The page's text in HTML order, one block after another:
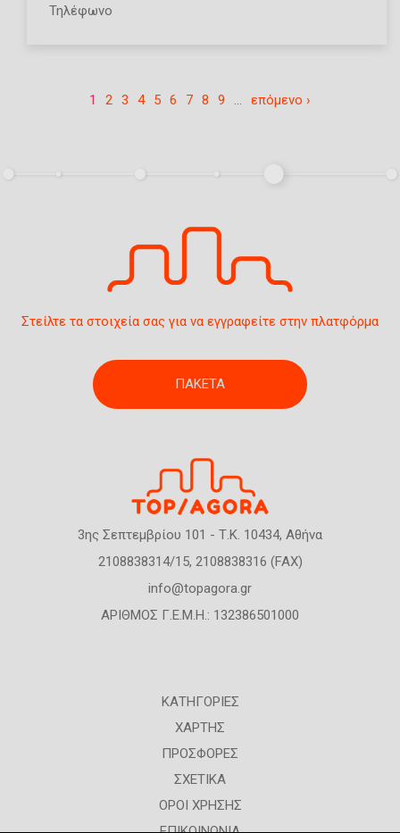
Τηλέφωνο
1 2 3 4 5 6 7 8 9 … επόμενο ›
Στείλτε τα στοιχεία σας για να εγγραφείτε στην πλατφόρμα
ΠΑΚΕΤΑ
3ης Σεπτεμβρίου 101 - Τ.Κ. 10434, Αθήνα
2108838314/15, 2108838316 (FAX)
info@topagora.gr
ΑΡΙΘΜΟΣ Γ.Ε.Μ.Η.: 132386501000
ΚΑΤΗΓΟΡΙΕΣ
ΧΑΡΤΗΣ
ΠΡΟΣΦΟΡΕΣ
ΣΧΕΤΙΚΑ
ΟΡΟΙ ΧΡΗΣΗΣ